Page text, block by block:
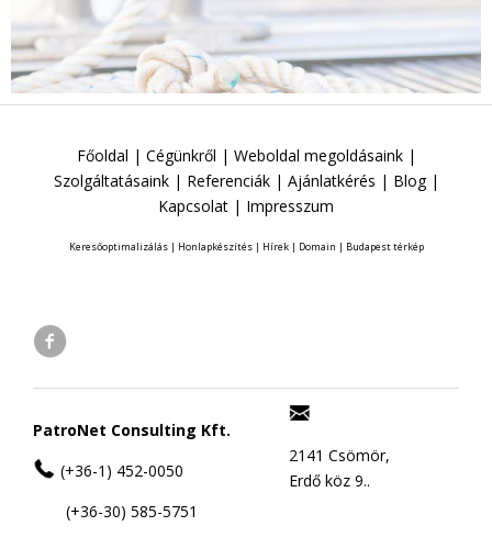
Főoldal | Cégünkről | Weboldal megoldásaink|
Szolgáltatásaink| Referenciák| Ajánlatkérés | Blog|
Kapcsolat | Impresszum
Keresőoptimalizálás| Honlapkészítés| Hírek| Domain | Budapest térkép
PatroNet Consulting Kft.
(+36-1) 452-0050
(+36-30) 585-5751
2141 Csömör,
Erdő köz 9..